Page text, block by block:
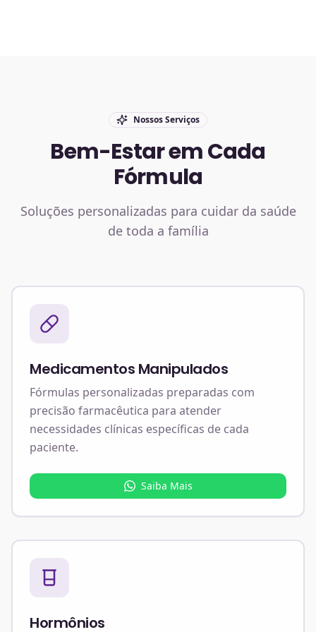
Nossos Serviços
Bem-Estar em Cada
Fórmula
Soluções personalizadas para cuidar da saúde
de toda a família
Medicamentos Manipulados
Fórmulas personalizadas preparadas com
precisão farmacêutica para atender
necessidades clínicas específicas de cada
paciente.
Saiba Mais
Hormônios